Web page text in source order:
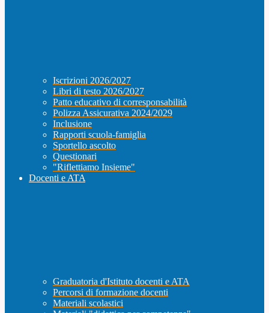
Iscrizioni 2026/2027
Libri di testo 2026/2027
Patto educativo di corresponsabilità
Polizza Assicurativa 2024/2029
Inclusione
Rapporti scuola-famiglia
Sportello ascolto
Questionari
"Riflettiamo Insieme"
Docenti e ATA
Graduatoria d'Istituto docenti e ATA
Percorsi di formazione docenti
Materiali scolastici